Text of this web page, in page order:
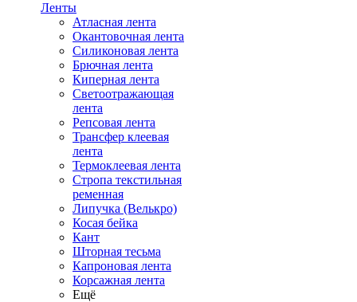
Ленты
Атласная лента
Окантовочная лента
Силиконовая лента
Брючная лента
Киперная лента
Светоотражающая
лента
Репсовая лента
Трансфер клеевая
лента
Термоклеевая лента
Стропа текстильная
ременная
Липучка (Велькро)
Косая бейка
Кант
Шторная тесьма
Капроновая лента
Корсажная лента
Ещё